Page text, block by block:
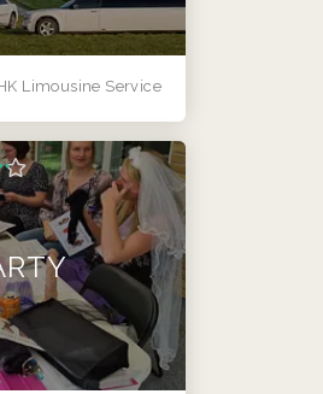
Limousine Service